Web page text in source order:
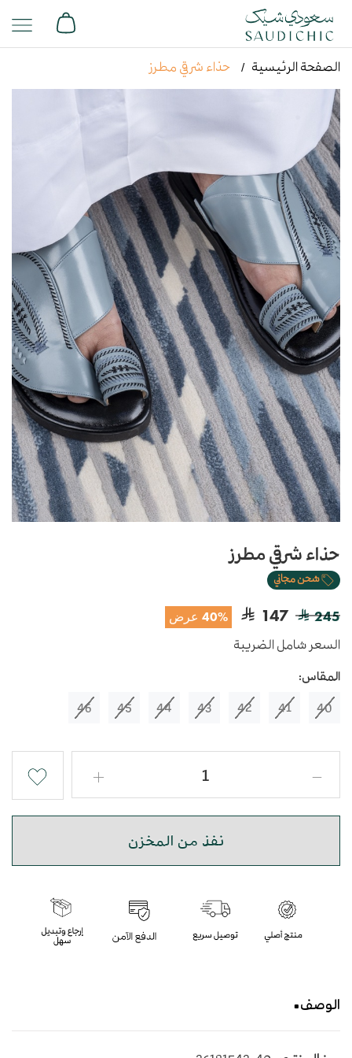
الصفحة الرئيسية حذاء شرقي مطرز
حذاء شرقي مطرز
شحن مجاني
245
147 40% عرض
السعر شامل الضريبة
المقاس:
40
41
42
43
44
45
46
نفذ من المخزن
الوصف